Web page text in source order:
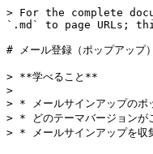
> For the complete
`.md` to page URLs;
# メール登録（ポップアップ）
> **学べること**
>
> * メールサインアップのポ
> * どのテーマバージョンが
> * メールサインアップを収